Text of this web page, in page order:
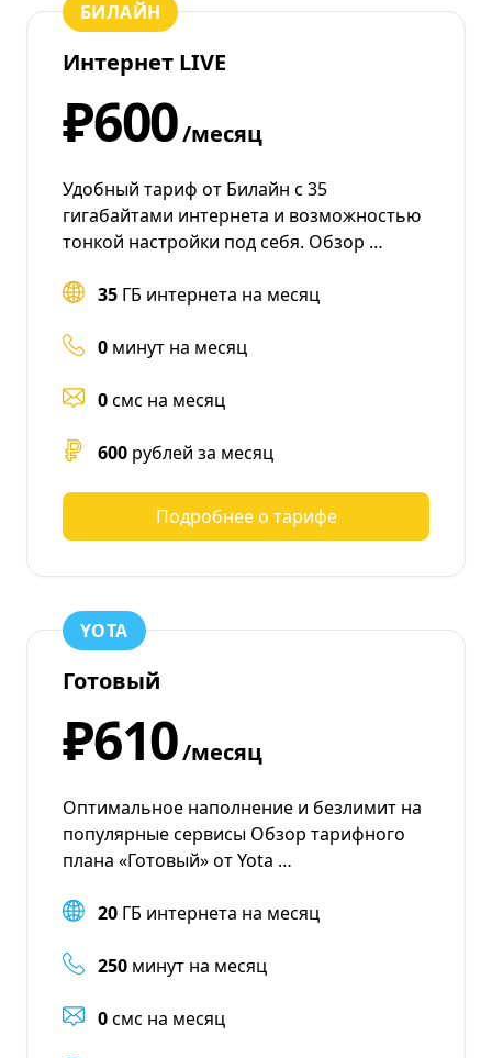
БИЛАЙН
Интернет LIVE
₽600/месяц
Удобный тариф от Билайн с 35
гигабайтами интернета и возможностью
тонкой настройки под себя. Обзор …
35 ГБ интернета на месяц
0 минут на месяц
0смс на месяц
600 рублей за месяц
Подробнее о тарифе
YOTA
Готовый
₽610/месяц
Оптимальное наполнение и безлимит на
популярные сервисы Обзор тарифного
плана «Готовый» от Yota …
20 ГБ интернета на месяц
250 минут на месяц
0смс на месяц